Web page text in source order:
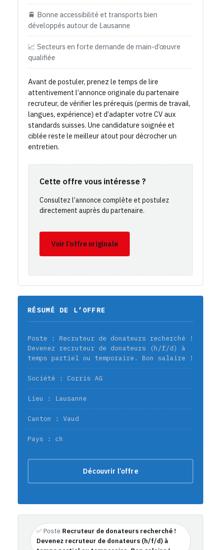
🚆 Bonne accessibilité et transports bien
développés autour de Lausanne
📈 Secteurs en forte demande de main-d’œuvre
qualifiée
Avant de postuler, prenez le temps de lire
attentivement l’annonce originale du partenaire
recruteur, de vérifier les prérequis (permis de travail,
langues, expérience) et d’adapter votre CV aux
standards suisses. Une candidature soignée et
ciblée reste le meilleur atout pour décrocher un
entretien.
Cette offre vous intéresse ?
Consultez l’annonce complète et postulez
directement auprès du partenaire.
Voir l’offre originale
RÉSUMÉ DE L’OFFRE
Poste : Recruteur de donateurs recherché !
Devenez recruteur de donateurs (h/f/d) à
temps partiel ou temporaire. Bon salaire !
Société : Corris AG
Lieu : Lausanne
Canton : Vaud
Pays : ch
Découvrir l’offre
✅ Poste Recruteur de donateurs recherché !
Devenez recruteur de donateurs (h/f/d) à